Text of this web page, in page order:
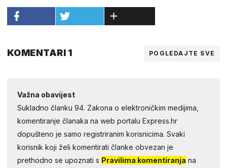
KOMENTARI 1 POGLEDAJTE SVE
Važna obavijest
Sukladno članku 94. Zakona o elektroničkim medijima,
komentiranje članaka na web portalu Express.hr
dopušteno je samo registriranim korisnicima. Svaki
korisnik koji želi komentirati članke obvezan je
prethodno se upoznati s Pravilima komentiranja na